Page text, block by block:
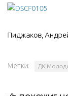
Учреждения
МБУ Дом
Пиджаков,
Метки: ДК